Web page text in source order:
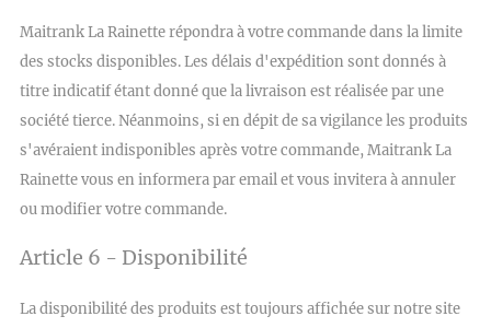
Maitrank La Rainette répondra à votre commande dans la limite
des stocks disponibles. Les délais d'expédition sont donnés à
titre indicatif étant donné que la livraison est réalisée par une
société tierce. Néanmoins, si en dépit de sa vigilance les produits
s'avéraient indisponibles après votre commande, Maitrank La
Rainette vous en informera par email et vous invitera à annuler
ou modifier votre commande.
Article 6 - Disponibilité
La disponibilité des produits est toujours affichée sur notre site